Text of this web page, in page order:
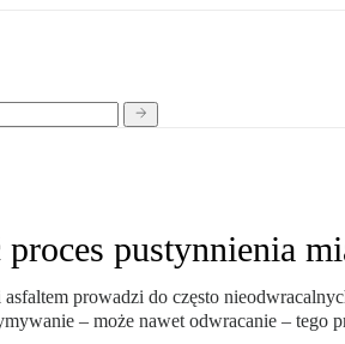
proces pustynnienia
asfaltem prowadzi do często
– może nawet odwracanie – tego